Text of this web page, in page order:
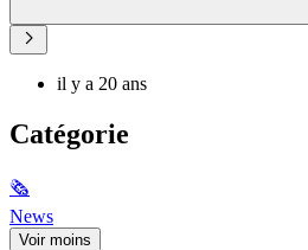
il y a 20 ans
Catégorie
🗞
News
Voir moins